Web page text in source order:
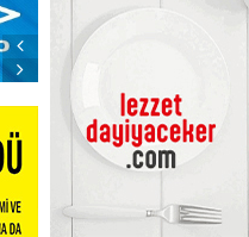
Demirtaş
iddiasına
yalanlama:
Böyle bir
açıklama
yapmadım